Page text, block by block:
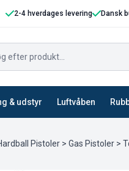
2-4 hverdages levering Dansk
& udstyr Luftvåben
Pistoler > Gas Pistoler >